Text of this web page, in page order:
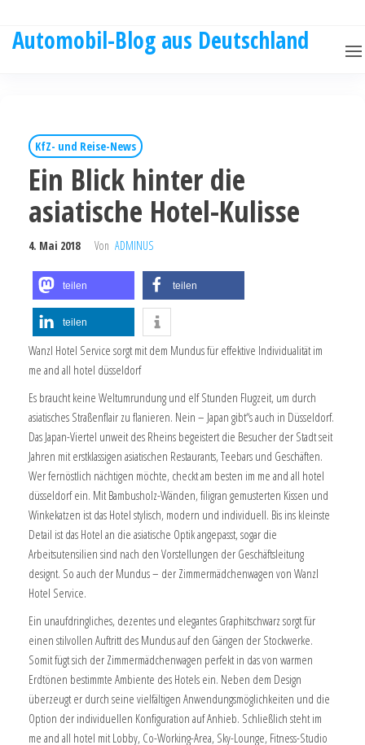
Automobil-Blog aus Deutschland
KfZ- und Reise-News
Ein Blick hinter die
asiatische Hotel-Kulisse
4. Mai 2018 Von ADMINUS
teilen teilen
teilen
Wanzl Hotel Service sorgt mit dem Mundus für effektive Individualität im
me and all hotel düsseldorf
Es braucht keine Weltumrundung und elf Stunden Flugzeit, um durch
asiatisches Straßenflair zu flanieren. Nein – Japan gibt“s auch in Düsseldorf.
Das Japan-Viertel unweit des Rheins begeistert die Besucher der Stadt seit
Jahren mit erstklassigen asiatischen Restaurants, Teebars und Geschäften.
Wer fernöstlich nächtigen möchte, checkt am besten im me and all hotel
düsseldorf ein. Mit Bambusholz-Wänden, filigran gemusterten Kissen und
Winkekatzen ist das Hotel stylisch, modern und individuell. Bis ins kleinste
Detail ist das Hotel an die asiatische Optik angepasst, sogar die
Arbeitsutensilien sind nach den Vorstellungen der Geschäftsleitung
designt. So auch der Mundus – der Zimmermädchenwagen von Wanzl
Hotel Service.
Ein unaufdringliches, dezentes und elegantes Graphitschwarz sorgt für
einen stilvollen Auftritt des Mundus auf den Gängen der Stockwerke.
Somit fügt sich der Zimmermädchenwagen perfekt in das von warmen
Erdtönen bestimmte Ambiente des Hotels ein. Neben dem Design
überzeugt er durch seine vielfältigen Anwendungsmöglichkeiten und die
Option der individuellen Konfiguration auf Anhieb. Schließlich steht im
me and all hotel mit Lobby, Co-Working-Area, Sky-Lounge, Fitness-Studio